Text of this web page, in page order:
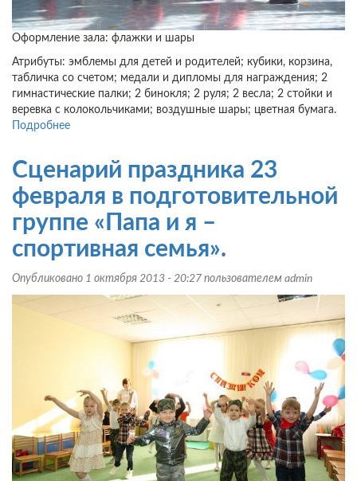
Оформление зала: флажки и шары
Атрибуты: эмблемы для детей и родителей; кубики, корзина,
табличка со счетом; медали и дипломы для награждения; 2
гимнастические палки; 2 бинокля; 2 руля; 2 весла; 2 стойки и
веревка с колокольчиками; воздушные шары; цветная бумага.
Подробнее
23
февраля
для
детей
«Армейские
учения»
Сценарий праздника 23
февраля в подготовительной
группе «Папа и я –
спортивная семья».
Опубликовано 1 октября 2013 - 20:27 пользователем admin